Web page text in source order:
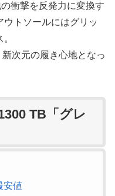
衝撃を反発力に変換す
トソールにはグリッ
次元の履き心地となっ
TB「グレ
安値